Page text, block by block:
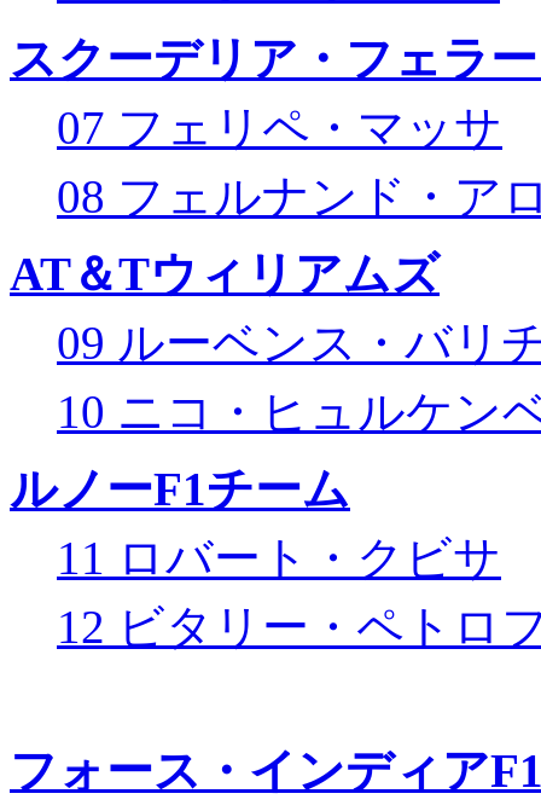
スクーデリア・フェラ
07 フェリペ・マッサ
08 フェルナンド・ア
AT＆Tウィリアムズ
09 ルーベンス・バリ
10 ニコ・ヒュルケン
ルノーF1チーム
11 ロバート・クビサ
12 ビタリー・ペトロ
フォース・インディア